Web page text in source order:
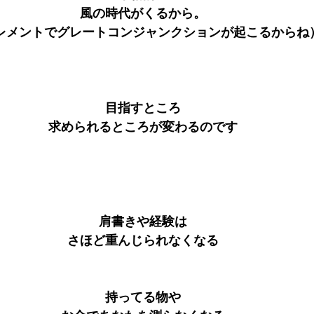
風の時代がくるから。
メントでグレートコンジャンクションが起こるからね
目指すところ
求められるところが変わるのです
肩書きや経験は
さほど重んじられなくなる
持ってる物や